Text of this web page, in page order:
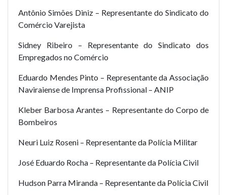
Antônio Simões Diniz – Representante do Sindicato do
Comércio Varejista
Sidney Ribeiro – Representante do Sindicato dos
Empregados no Comércio
Eduardo Mendes Pinto – Representante da Associação
Naviraiense de Imprensa Profissional – ANIP
Kleber Barbosa Arantes – Representante do Corpo de
Bombeiros
Neuri Luiz Roseni – Representante da Polícia Militar
José Eduardo Rocha – Representante da Polícia Civil
Hudson Parra Miranda – Representante da Polícia Civil